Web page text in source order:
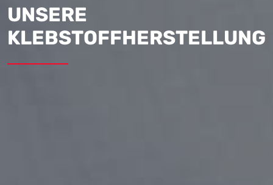
UNSERE
KLEBSTOFFHERSTELLUNG